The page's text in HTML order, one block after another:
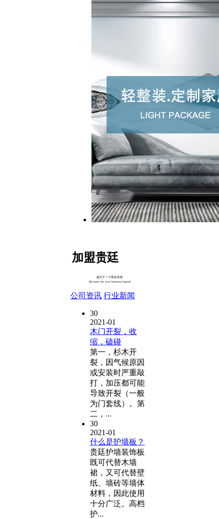
加盟贵廷
成为下一个商业传奇
Become the next business legend
公司资讯 行业新闻
30
2021-01
木门开裂，收
缩，磕碰
第一，杉木开
裂，因气候原因
或安装时严重敲
打，加压都可能
导致开裂（一般
为门套线）。第
二，...
30
2021-01
什么是护墙板？
贵廷护墙装饰板
既可代替木墙
裙，又可代替壁
纸、墙砖等墙体
材料，因此使用
十分广泛。高档
护...